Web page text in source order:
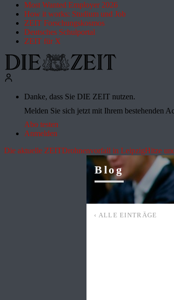
Most Wanted Employer 2026
How it works: Studium und Job
ZEIT Forschungskosmos
Deutsches Schulportal
ZEIT für X
Danke, dass Sie DIE ZEIT nutzen.
Melden Sie sich jetzt mit Ihrem bestehenden
Abo testen
Anmelden
Die aktuelle ZEITDrohnenvorfall in LeipzigHitze
Blog
‹ ALLE EINTRÄGE